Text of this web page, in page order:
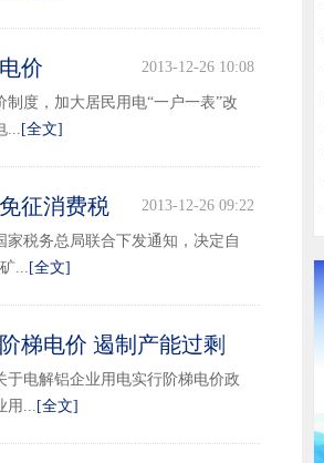
价 2013-12-26 10:08
度，加大居民用电“一户一表”改
... [全文]
征消费税 2013-12-26 09:22
税务总局联合下发通知，决定自
... [全文]
梯电价 遏制产能过剩
于电解铝企业用电实行阶梯电价政
用... [全文]